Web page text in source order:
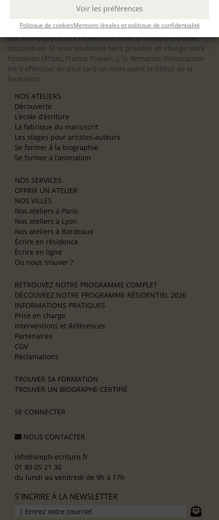
Voir les préférences
Politique de cookiesMentions légales et politique de confidentialité
supports, accessibilité de nos salles).
inscriptions à nos activités sont ouvertes jusqu’au dernier
jour ouvré précédant l’ouverture, dans la limite des places
disponibles. Si vous souhaitez faire prendre en charge votre
formation (Afdas, France Travail…), la demande d’inscription
est à effectuer au plus tard un mois avant le début de la
formation.
NOS ATELIERS
Découverte
L’école d’écriture
La fabrique du manuscrit
Les stages pour artistes-auteurs
Se former à la biographie
Se former à l’animation
NOS SERVICES
OFFRIR UN ATELIER
NOS VILLES
Nos ateliers à Paris
Nos ateliers à Lyon
Nos ateliers à Bordeaux
Écrire en résidence
Écrire en ligne
Où nous trouver ?
RETROUVEZ NOTRE PROGRAMME COMPLET
DÉCOUVREZ NOTRE PROGRAMME RÉSIDENTIEL 2026
INFORMATIONS PRATIQUES
Prise en charge
Interventions et Références
Partenaires
CGV
Réclamations
TROUVER SA FORMATION
TROUVER UN BIOGRAPHE CERTIFIÉ
SE CONNECTER
NOUS CONTACTER
info@aleph-ecriture.fr
01 80 05 21 30
du lundi au vendredi de 9h à 17h
S'INCRIRE À LA NEWSLETTER